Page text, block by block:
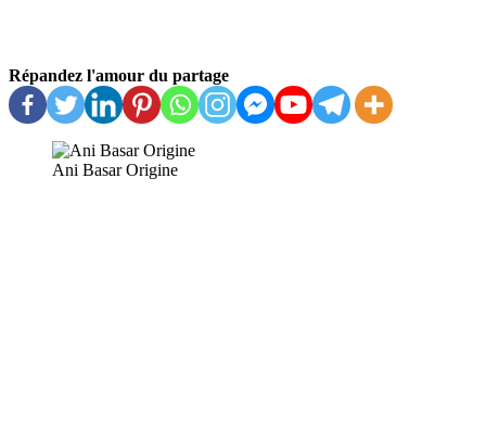
Répandez l'amour du partage
Ani Basar Origine